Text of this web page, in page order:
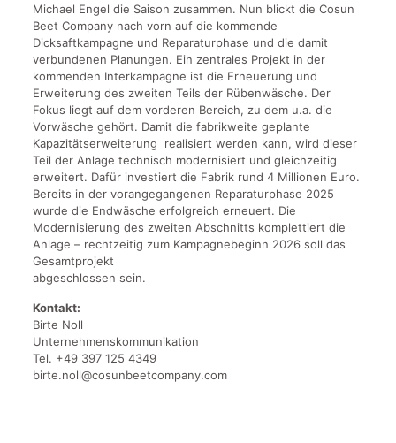
Michael Engel die Saison zusammen. Nun blickt die Cosun
Beet Company nach vorn auf die kommende
Dicksaftkampagne und Reparaturphase und die damit
verbundenen Planungen. Ein zentrales Projekt in der
kommenden Interkampagne ist die Erneuerung und
Erweiterung des zweiten Teils der Rübenwäsche. Der
Fokus liegt auf dem vorderen Bereich, zu dem u.a. die
Vorwäsche gehört. Damit die fabrikweite geplante
Kapazitätserweiterung realisiert werden kann, wird dieser
Teil der Anlage technisch modernisiert und gleichzeitig
erweitert. Dafür investiert die Fabrik rund 4 Millionen Euro.
Bereits in der vorangegangenen Reparaturphase 2025
wurde die Endwäsche erfolgreich erneuert. Die
Modernisierung des zweiten Abschnitts komplettiert die
Anlage – rechtzeitig zum Kampagnebeginn 2026 soll das
Gesamtprojekt
abgeschlossen sein.
Kontakt:
Birte Noll
Unternehmenskommunikation
Tel. +49 397 125 4349
birte.noll@cosunbeetcompany.com